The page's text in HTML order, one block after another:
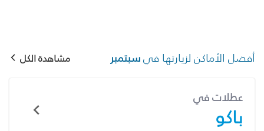
أفضل الأماكن لزيارتها فيسبتمبر مشاهدة الكل
عطلات في
باكو